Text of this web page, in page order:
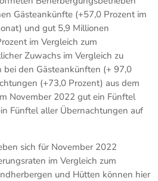
Gästeankünfte (+57,0 Prozent im
und gut 5,9 Millionen
im Vergleich zum
Zuwachs im Vergleich zu
bei den Gästeankünften (+ 97,0
(+73,0 Prozent) aus dem
November 2022 gut ein Fünftel
Fünftel aller Übernachtungen auf
sich für November 2022
im Vergleich zum
und Hütten können hier